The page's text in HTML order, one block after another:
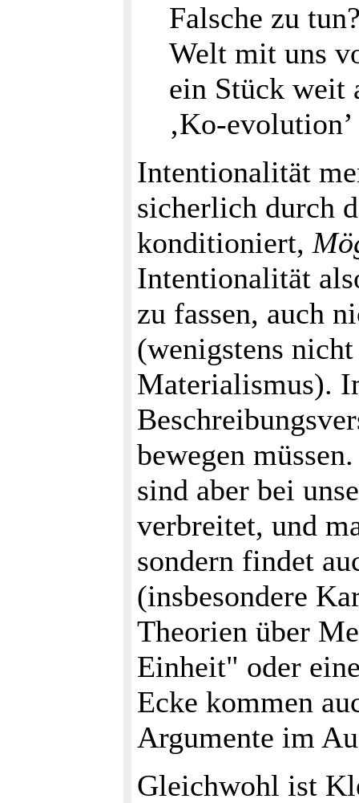
Falsche zu
Welt mit uns
ein Stück weit
‚Ko-
Intentionalität
sicherlich durch
konditioniert,
Intentionalität
zu fassen, auch
(wenigstens
Materialismus).
bewegen
sind aber bei
verbreitet, und
sondern findet
(insbesondere
Theorien über
Einheit" oder
Ecke kommen
Argumente im
Gleichwohl ist